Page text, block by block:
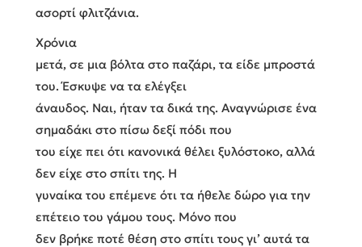
ασορτί φλιτζάνια.
Χρόνια
μετά, σε μια βόλτα στο παζάρι, τα είδε μπροστά
του. Έσκυψε να τα ελέγξει
άναυδος. Ναι, ήταν τα δικά της. Αναγνώρισε ένα
σημαδάκι στο πίσω δεξί πόδι που
του είχε πει ότι κανονικά θέλει ξυλόστοκο, αλλά
δεν είχε στο σπίτι της. Η
γυναίκα του επέμενε ότι τα ήθελε δώρο για την
επέτειο του γάμου τους. Μόνο που
δεν βρήκε ποτέ θέση στο σπίτι τους γι’ αυτά τα